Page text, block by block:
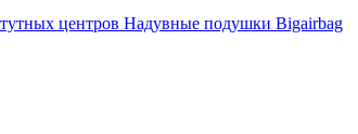
центров Надувные подушки Bigairbag